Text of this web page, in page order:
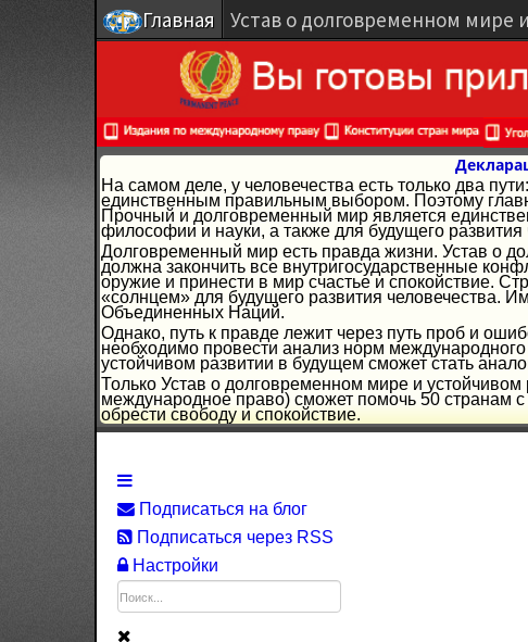
Главная Устав о долговременном мире
На самом деле, у человечества есть только два
единственным правильным выбором. Поэтому
Прочный и долговременный мир является
философии и науки, а также для будущего развития
Долговременный мир есть правда жизни. Устав о
должна закончить все внутригосударственные
оружие и принести в мир счастье и спокойствие.
«солнцем» для будущего развития человечества.
Объединенных Наций.
Однако, путь к правде лежит через путь проб и
необходимо провести анализ норм
устойчивом развитии в будущем сможет стать
Только Устав о долговременном мире и
международное право) сможет помочь 50 странам
обрести свободу и спокойствие.
Подписаться на блог
Подписаться через RSS
Настройки